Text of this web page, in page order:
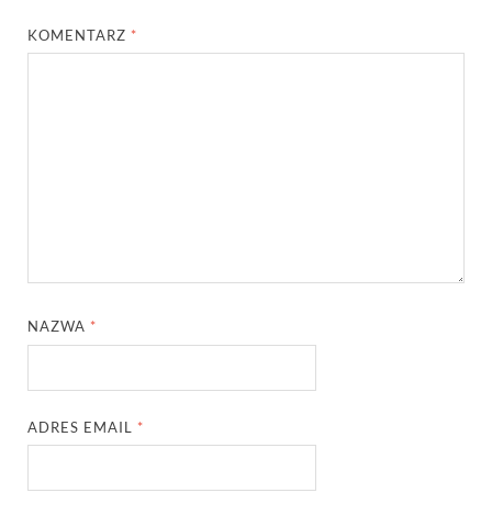
KOMENTARZ *
NAZWA *
ADRES EMAIL *